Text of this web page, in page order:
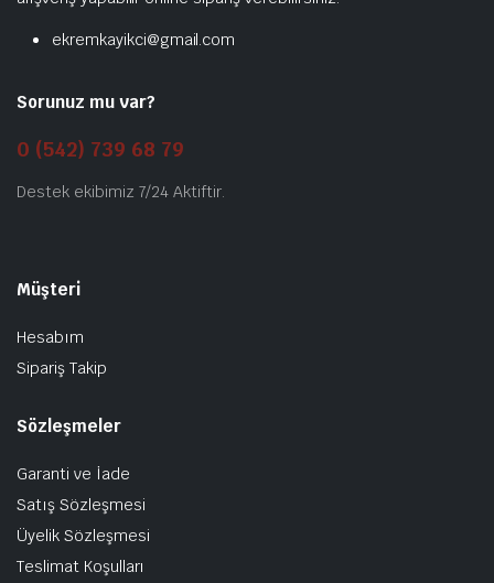
ekremkayikci@gmail.com
Sorunuz mu var?
0 (542) 739 68 79
Destek ekibimiz 7/24 Aktiftir.
Müşteri
Hesabım
Sipariş Takip
Sözleşmeler
Garanti ve İade
Satış Sözleşmesi
Üyelik Sözleşmesi
Teslimat Koşulları